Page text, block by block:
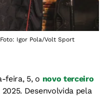
Igor Pola/Volt Sport
feira, 5, o novo terceiro
Desenvolvida pela